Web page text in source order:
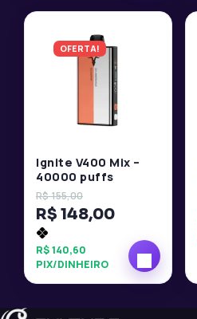
OFERTA!
Ignite V400 Mix –
40000 puffs
R$155,00
R$ 148,00
R$140,60
PIX/DINHEIRO